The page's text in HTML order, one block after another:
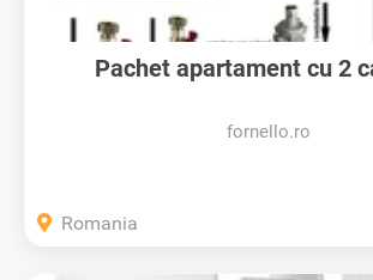
Pachet apartament cu 2
fornello.ro
Romania